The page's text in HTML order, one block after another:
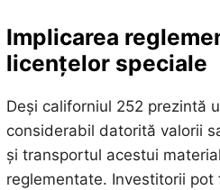
Implicarea
licențelor speciale
Deși californiul 252 prezintă
considerabil datorită valorii
și transportul acestui
reglementate. Investitorii